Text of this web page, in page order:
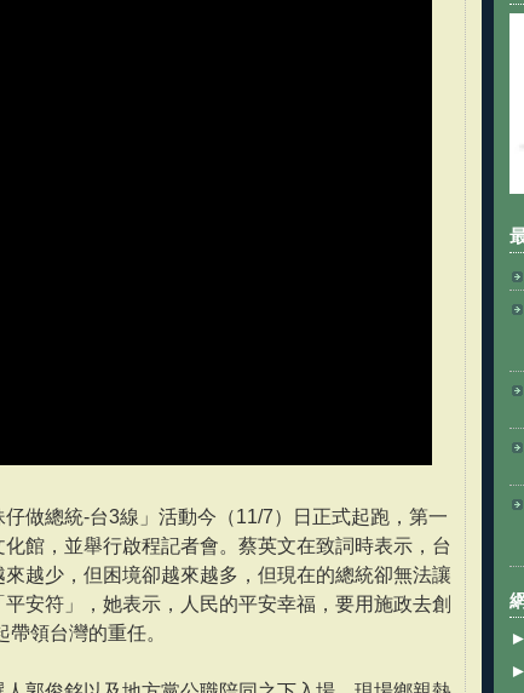
做總統-台3線」活動今（11/7）日正式起跑，第一
館，並舉行啟程記者會。蔡英文在致詞時表示，台
越少，但困境卻越來越多，但現在的總統卻無法讓
安符」，她表示，人民的平安幸福，要用施政去創
領台灣的重任。